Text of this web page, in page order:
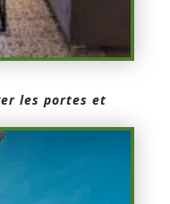
les portes et